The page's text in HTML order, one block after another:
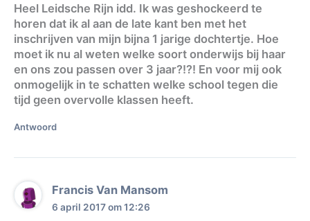
Heel Leidsche Rijn idd. Ik was geshockeerd te
horen dat ik al aan de late kant ben met het
inschrijven van mijn bijna 1 jarige dochtertje. Hoe
moet ik nu al weten welke soort onderwijs bij haar
en ons zou passen over 3 jaar?!?! En voor mij ook
onmogelijk in te schatten welke school tegen die
tijd geen overvolle klassen heeft.
Antwoord
Francis Van Mansom
6 april 2017 om 12:26